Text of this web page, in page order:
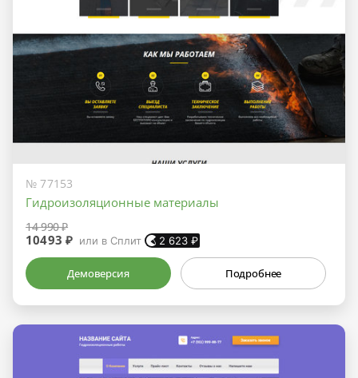
№ 77153
Гидроизоляционные материалы
14 990 ₽
10493 ₽ или в Сплит 2 623 ₽
Демоверсия Подробнее